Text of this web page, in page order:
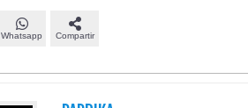
Whatsapp Compartir